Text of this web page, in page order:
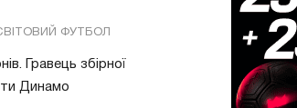
СВІТОВИЙ ФУТБОЛ
Гравець збірної
Динамо